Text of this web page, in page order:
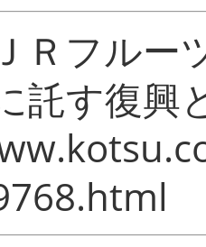
フルー
託す復興